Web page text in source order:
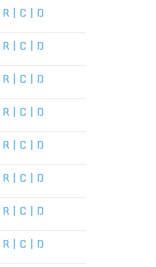
R C D
R C D
R C D
R C D
R C D
R C D
R C D
R C D